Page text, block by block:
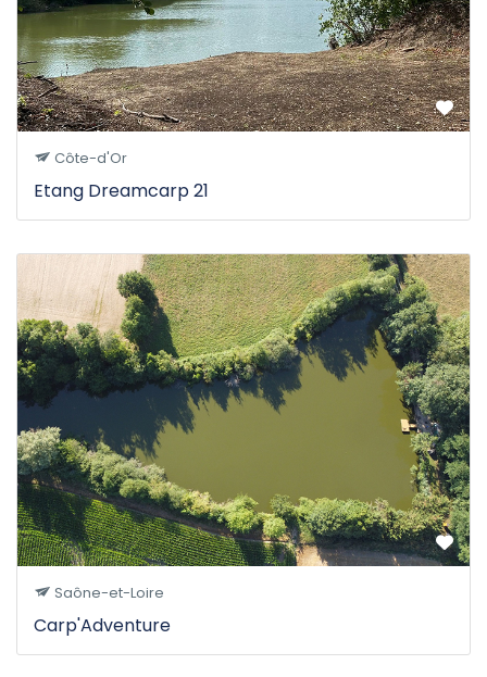
Côte-d'Or
Etang Dreamcarp 21
Saône-et-Loire
Carp'Adventure